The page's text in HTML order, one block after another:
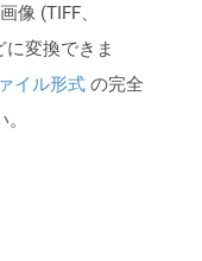
像 (TIFF、
に変換できま
イル形式 の完全